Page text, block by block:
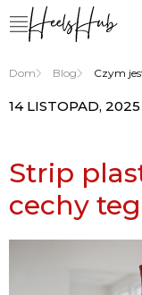
Dom Blog Czym
14 LISTOPAD, 2025
Strip
cechy